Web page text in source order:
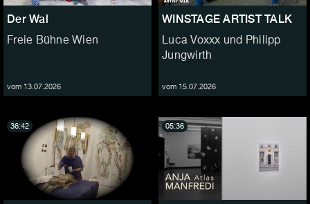
Der Wal
Freie Bühne Wien
vom 13.07.2026
WINSTAGE ARTIST TALK
Luca Voxxx und Philipp
Jungwirth
vom 15.07.2026
36:42 05:36